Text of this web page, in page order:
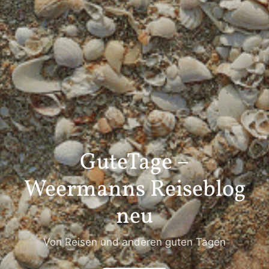
GuteTage –
Weermanns Reiseblog
neu
Von Reisen und anderen guten Tagen